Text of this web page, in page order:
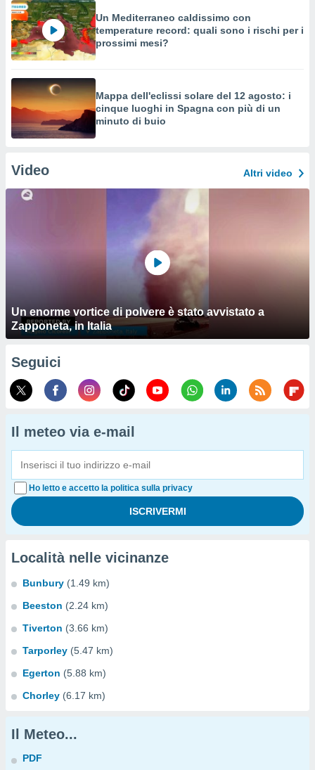
Un Mediterraneo caldissimo con
temperature record: quali sono i rischi per i
prossimi mesi?
Mappa dell'eclissi solare del 12 agosto: i
cinque luoghi in Spagna con più di un
minuto di buio
Video Altri video
Un enorme vortice di polvere è stato avvistato a
Zapponeta, in Italia
Seguici
Il meteo via e-mail
Ho letto e accetto la politica sulla privacy
Località nelle vicinanze
Bunbury (1.49 km)
Beeston (2.24 km)
Tiverton (3.66 km)
Tarporley (5.47 km)
Egerton (5.88 km)
Chorley (6.17 km)
Il Meteo...
PDF